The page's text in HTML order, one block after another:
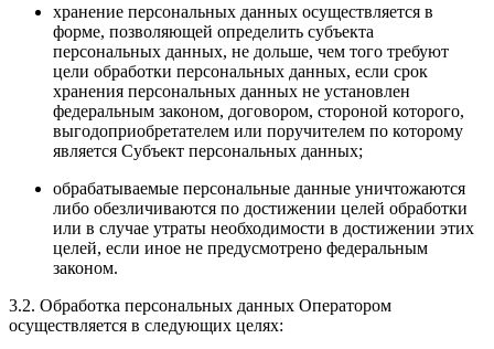
хранение персональных данных осуществляется в
форме, позволяющей определить субъекта
персональных данных, не дольше, чем того требуют
цели обработки персональных данных, если срок
хранения персональных данных не установлен
федеральным законом, договором, стороной которого,
выгодоприобретателем или поручителем по которому
является Субъект персональных данных;
обрабатываемые персональные данные уничтожаются
либо обезличиваются по достижении целей обработки
или в случае утраты необходимости в достижении этих
целей, если иное не предусмотрено федеральным
законом.
3.2. Обработка персональных данных Оператором
осуществляется в следующих целях: